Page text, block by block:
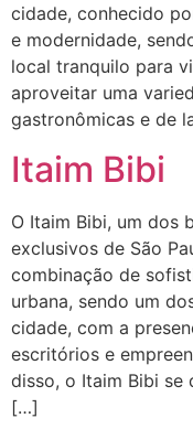
cidade, conhecido
e modernidade,
local tranquilo para
aproveitar uma
gastronômicas e de
Itaim Bibi
O Itaim Bibi, um dos
exclusivos de São
combinação de
urbana, sendo um
cidade, com a
escritórios e
disso, o Itaim Bibi se
[…]